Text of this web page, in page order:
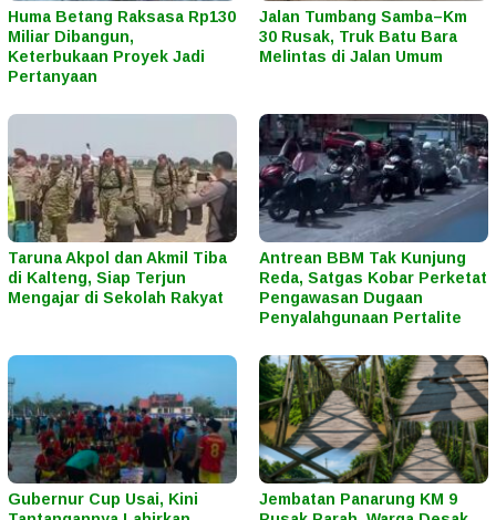
Huma Betang Raksasa Rp130
Miliar Dibangun,
Keterbukaan Proyek Jadi
Pertanyaan
Jalan Tumbang Samba–Km
30 Rusak, Truk Batu Bara
Melintas di Jalan Umum
Taruna Akpol dan Akmil Tiba
di Kalteng, Siap Terjun
Mengajar di Sekolah Rakyat
Antrean BBM Tak Kunjung
Reda, Satgas Kobar Perketat
Pengawasan Dugaan
Penyalahgunaan Pertalite
Gubernur Cup Usai, Kini
Jembatan Panarung KM 9